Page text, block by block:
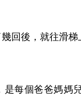
回後，就往滑
每個爸爸媽媽